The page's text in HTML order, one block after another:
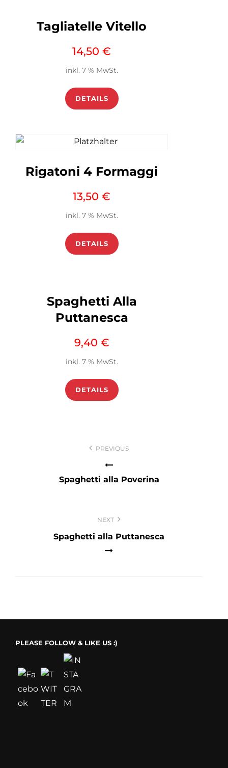
Tagliatelle Vitello
14,50 €
inkl. 7 % MwSt.
DETAILS
Rigatoni 4 Formaggi
13,50 €
inkl. 7 % MwSt.
DETAILS
Spaghetti Alla
Puttanesca
9,40 €
inkl. 7 % MwSt.
DETAILS
PREVIOUS
Spaghetti alla Poverina
NEXT
Spaghetti alla Puttanesca
PLEASE FOLLOW & LIKE US :)